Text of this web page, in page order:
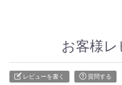
お客様レ
レビューを書く 質問する